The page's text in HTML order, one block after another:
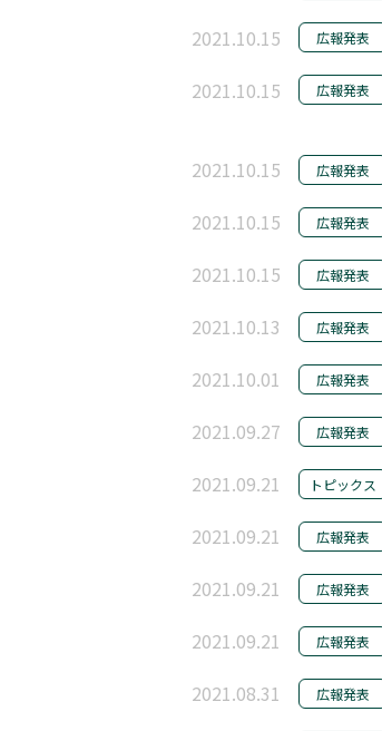
2021.10.15
広報発表
2021.10.15
広報発表
2021.10.15
広報発表
2021.10.15
広報発表
2021.10.15
広報発表
2021.10.13
広報発表
2021.10.01
広報発表
2021.09.27
広報発表
2021.09.21
トピックス
2021.09.21
広報発表
2021.09.21
広報発表
2021.09.21
広報発表
2021.08.31
広報発表